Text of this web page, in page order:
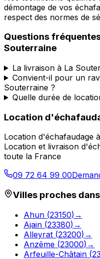
démontage de vos
respect des normes de
Questions
Souterraine
La livraison à La
Convient-il pour un
Souterraine ?
Quelle durée de
Location
Location d'échafaudage à
Location et livraison
toute la France
09 72 64 99 00
Villes proches
Ahun (23150) →
Ajain (23380) →
Alleyrat (23200) →
Anzême (23000) →
Arfeuille-Châtain (